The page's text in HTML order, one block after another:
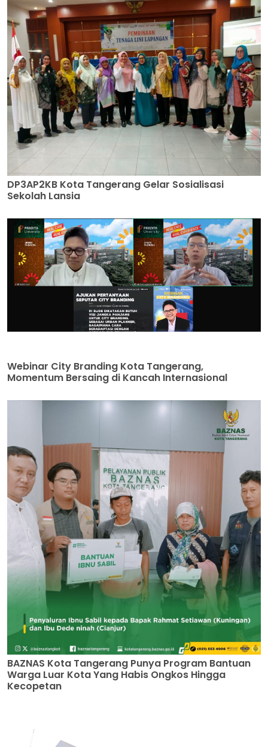
DP3AP2KB Kota Tangerang Gelar Sosialisasi
Sekolah Lansia
Webinar City Branding Kota Tangerang,
Momentum Bersaing di Kancah Internasional
BAZNAS Kota Tangerang Punya Program Bantuan
Warga Luar Kota Yang Habis Ongkos Hingga
Kecopetan